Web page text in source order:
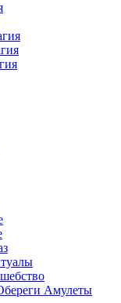
Амулеты